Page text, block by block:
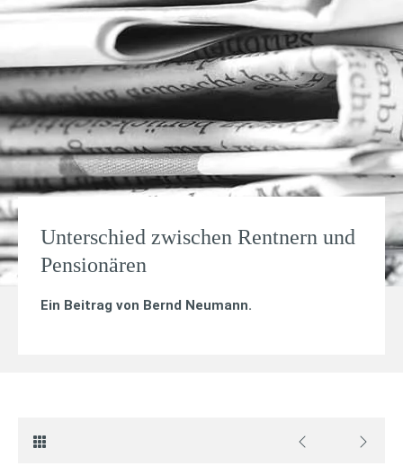
Unterschied zwischen Rentnern und
Pensionären
Ein Beitrag von Bernd Neumann.